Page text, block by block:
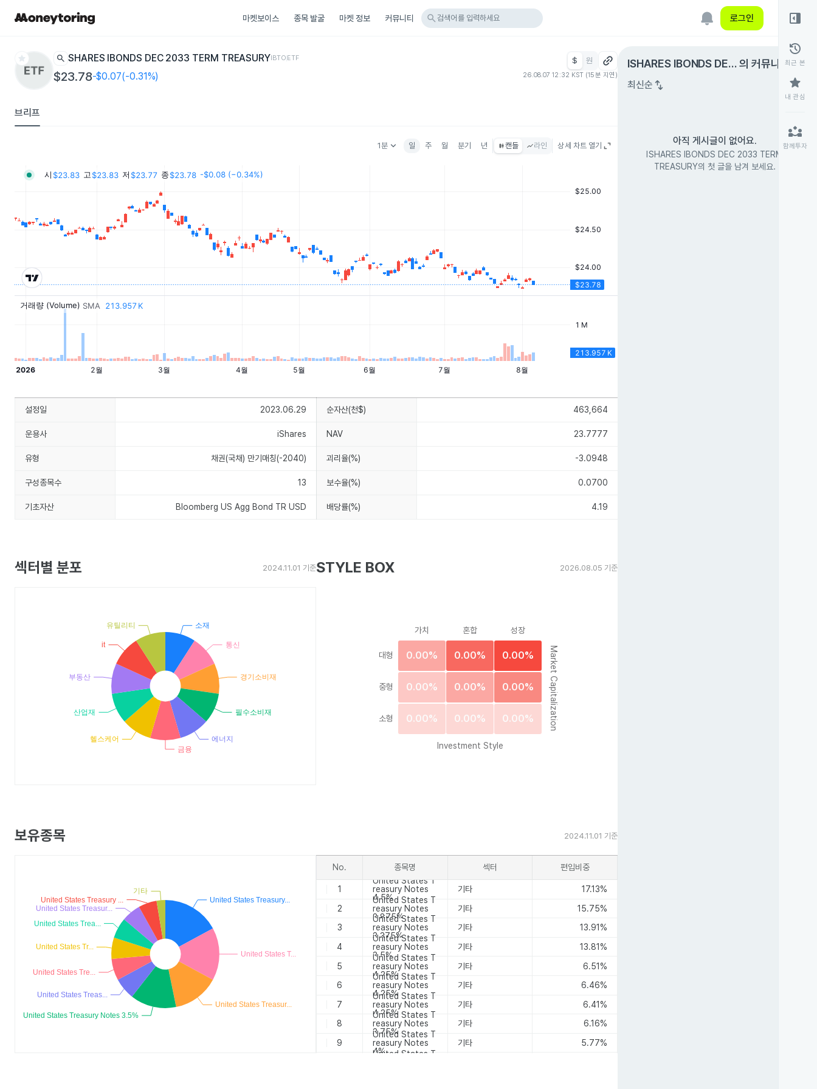
마켓보이스 종목 발굴 마켓 정보 커뮤니티 search 검색어를 입력하세요 로그인
star search ISHARES IBONDS DEC 2033 TERM TREASURYIBTOETF
$23.78-$0.07(-0.31%)
$ 원
26.08.07 12:32 KST (15분 지연)
브리프
1분keyboard_arrow_down 일 주 월 분기 년 캔들 라인 상세 차트 열기
ISHARES IBONDS DEC
2033 TERM TREASUR
의 커뮤니티expand_circle_right
최신순 swap_vert
아직 게시글이 없어요.
ISHARES IBONDS DEC 2033 TERM
TREASURY의 첫 글을 남겨 보세요.
right_panel_open
history
최근 본
star
내 관심
partner_exchange
함께투자